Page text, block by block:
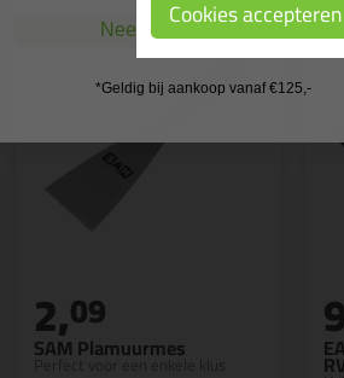
SAM Plamuurmes
Perfect voor een enkele klus
2,09
Cookies accepteren
Nee, ik wil geen cadeau
*Geldig bij aankoop vanaf €125,-